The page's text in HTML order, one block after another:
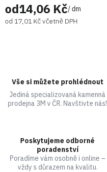
od14,06 Kč/ dm
od 17,01 Kčvčetně DPH
Vše si můžete prohlédnout
Jediná specializovaná kamenná
prodejna 3M v ČR. Navštivte nás!
Poskytujeme odborné
poradenství
Poradíme vám osobně i online –
vždy s důrazem na kvalitu.